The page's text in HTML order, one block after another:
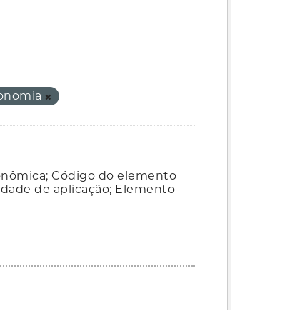
Código do elemento
de aplicação; Elemento